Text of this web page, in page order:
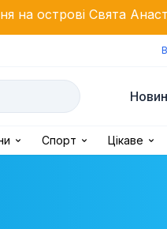
Анастасія
Спорт Цікаве